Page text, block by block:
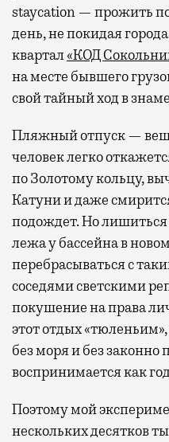
staycation — прожить
день, не покидая
квартал«КОД
на месте бывшего
свой тайный ход в
Пляжный отпуск —
человек легко
по Золотому кольцу,
Катуни и даже
подождет. Но
лежа у бассейна в
перебрасываться с
соседями светскими
покушение на права
этот отдых
без моря и без законно
воспринимается как
Поэтому мой
нескольких десятков